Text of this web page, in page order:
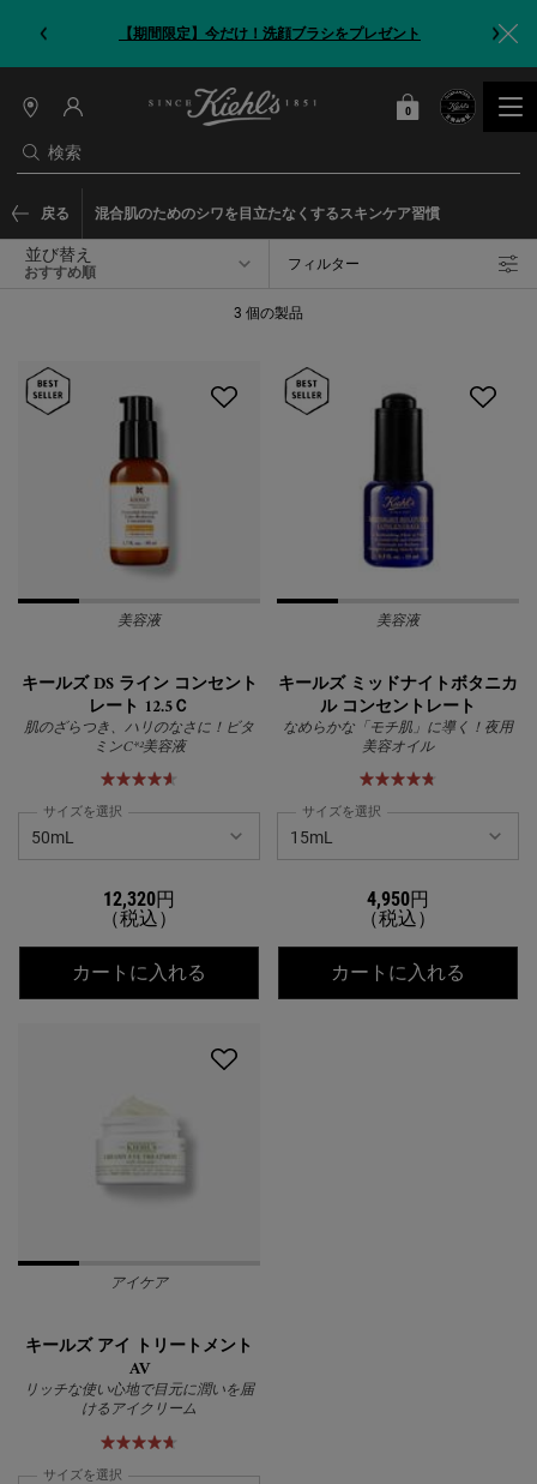
【期間限定】今だけ！洗顔ブラシをプレゼント
検索
店
情
報
カート
0
0 カート内の製品
戻る
混合肌のためのシワを目立たなくするスキンケア習慣
並び替え フィルター
フィルターメニュー
3 個の製品
美容液
キールズ DS ライン コンセント
レート 12.5Ｃ
肌のざらつき、ハリのなさに！ビタ
ミンC*²美容液
サイズを選択
12,320円
（税込）
カートに入れる キールズ DS ライン コンセントレー
美容液
キールズ ミッドナイトボタニカ
ル コンセントレート
なめらかな「モチ肌」に導く！夜用
美容オイル
サイズを選択
4,950円
（税込）
カートに入れる
アイケア
キールズ アイ トリートメント
AV
リッチな使い心地で目元に潤いを届
けるアイクリーム
サイズを選択